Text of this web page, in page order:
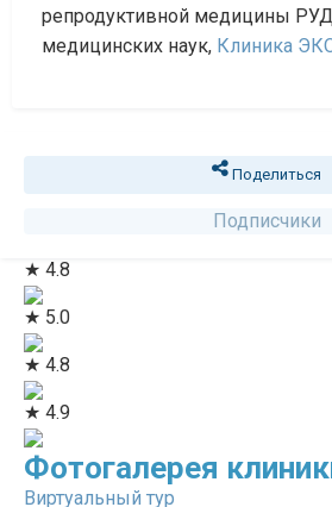
репродуктивной медицины
медицинских наук, Клиника
Поделиться
Подписчики
★ 4.8
★ 5.0
★ 4.8
★ 4.9
Фотогалерея
Виртуальный тур